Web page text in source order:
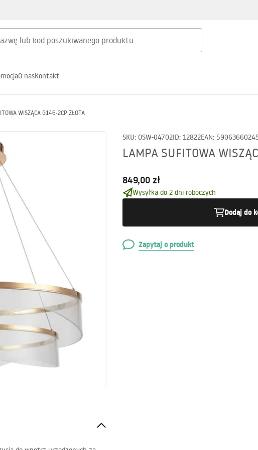
O nasKontakt
WISZĄCA G146-2CP ZŁOTA
SKU: OSW-04702ID: 12822EAN:
LAMPA SUFITOWA
849,00 zł
Wysyłka do 2 dni roboczych
Dodaj do
Zapytaj o produkt